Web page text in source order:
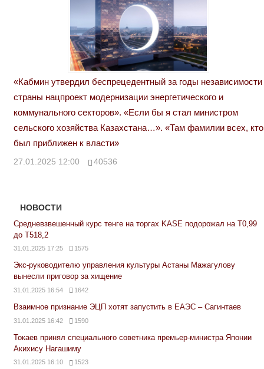
«Кабмин утвердил беспрецедентный за годы независимости
страны нацпроект модернизации энергетического и
коммунального секторов». «Если бы я стал министром
сельского хозяйства Казахстана…». «Там фамилии всех, кто
был приближен к власти»
27.01.2025 12:00 40536
НОВОСТИ
Средневзвешенный курс тенге на торгах KASE подорожал на Т0,99
до Т518,2
31.01.2025 17:25 1575
Экс-руководителю управления культуры Астаны Мажагулову
вынесли приговор за хищение
31.01.2025 16:54 1642
Взаимное признание ЭЦП хотят запустить в ЕАЭС – Сагинтаев
31.01.2025 16:42 1590
Токаев принял специального советника премьер-министра Японии
Акихису Нагашиму
31.01.2025 16:10 1523